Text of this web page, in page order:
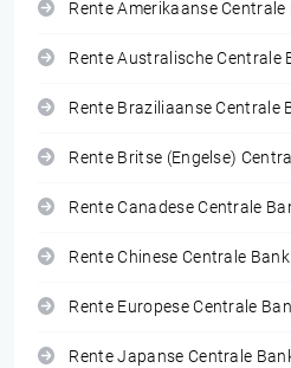
Rente Amerikaanse Centrale
Rente Australische Centrale
Rente Braziliaanse Centrale
Rente Britse (Engelse)
Rente Canadese Centrale
Rente Chinese Centrale Bank
Rente Europese Centrale
Rente Japanse Centrale